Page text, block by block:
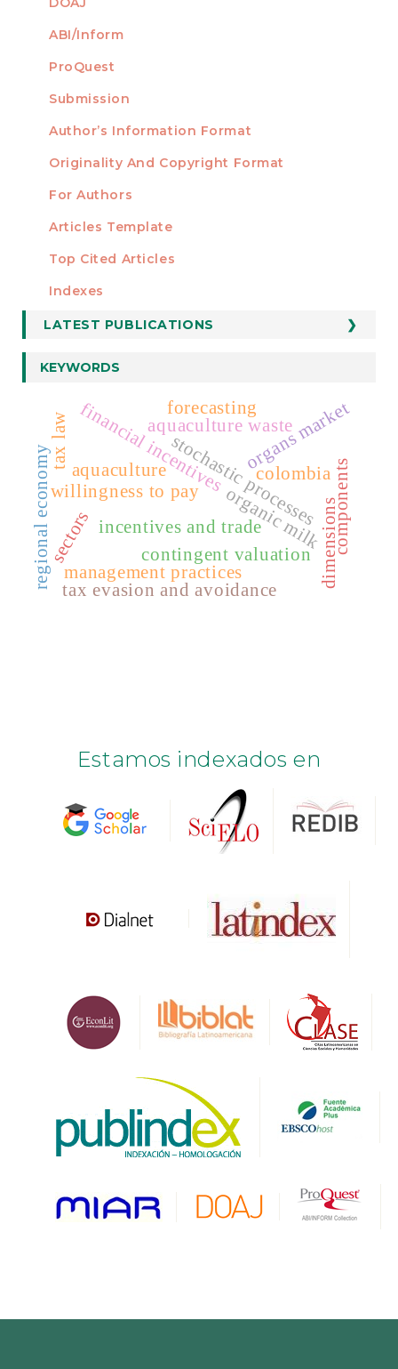
ABI/Inform
ProQuest
AUTHORS
Submission
Author’s Information Format
Originality And Copyright Format
For Authors
Articles Template
STATISTICS
Top Cited Articles
Indexes
LATEST PUBLICATIONS
KEYWORDS
organic milk
incentives and trade
willingness to pay
contingent valuation
stochastic processes
organs market
financial incentives
management practices
colombiacomponents
dimensions
aquaculture
regional economy
aquaculture waste
sectors
tax law
tax evasion and avoidance
forecasting
Estamos indexados en